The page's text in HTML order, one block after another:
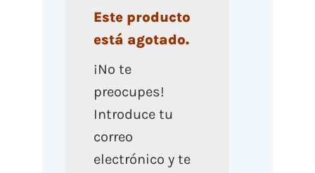
Este producto
está agotado.
¡No te
preocupes!
Introduce tu
correo
electrónico y te